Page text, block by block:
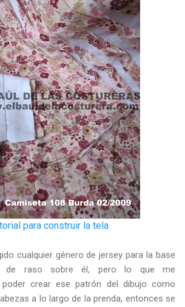
para construir la tela
cualquier género de jersey para la base
de raso sobre él, pero lo que me
poder crear ese patrón del dibujo como
a lo largo de la prenda, entonces se